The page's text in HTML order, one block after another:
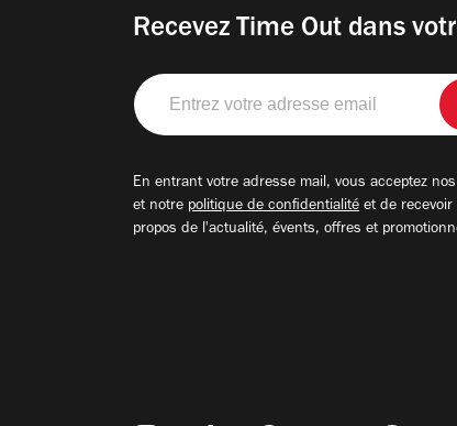
Recevez Time Out dans
Entrez
votre
adresse
En entrant votre adresse mail, vous acceptez nos
et notre politique de confidentialité et de recevoir
propos de l'actualité, évents, offres et